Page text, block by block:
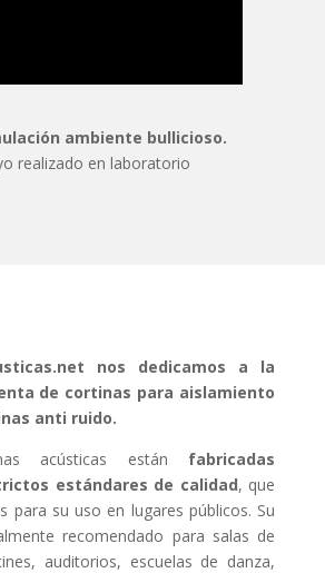
ambiente bullicioso.
realizado en laboratorio
nos dedicamos a la
de cortinas para aislamiento
anti ruido.
acústicas están fabricadas
estándares de calidad, que
para su uso en lugares públicos. Su
recomendado para salas de
auditorios, escuelas de danza,